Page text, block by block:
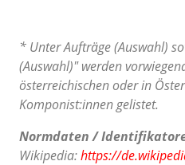
* Unter Aufträge (Auswahl)
(Auswahl)" werden
österreichischen oder in
Komponist:innen gelistet.
Normdaten /
Wikipedia:https://